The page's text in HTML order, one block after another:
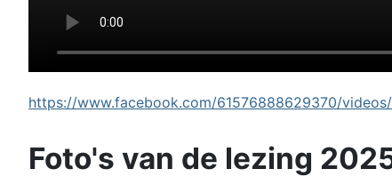
https://www.facebook.com/61576888629370/
Foto's van de lezing